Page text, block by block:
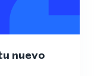
nuevo